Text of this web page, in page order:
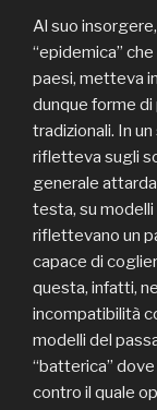
Al suo
“epidemica”
paesi, metteva
dunque forme
tradizionali. In
rifletteva sugli
generale
testa, su
riflettevano un
capace di
questa, infatti,
incompatibilità
modelli del
“batterica” dove
contro il quale